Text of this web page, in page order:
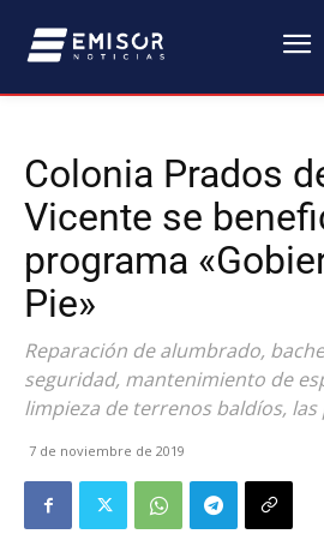
Colonia Prados
Vicente se
programa
Pie»
Reparación de alumbrado,
seguridad, mantenimiento de
limpieza de terrenos baldíos,
7 de noviembre de 2019